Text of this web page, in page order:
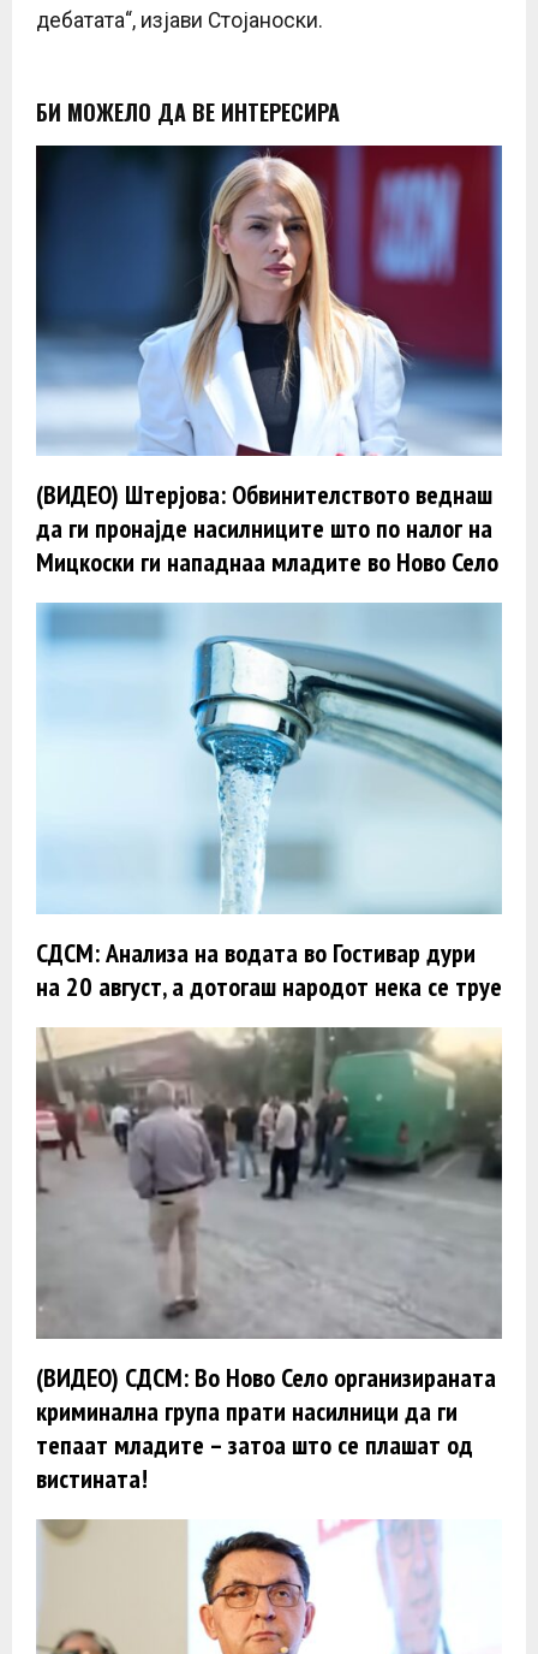
дебатата“, изјави Стојаноски.
БИ МОЖЕЛО ДА ВЕ ИНТЕРЕСИРА
(ВИДЕО) Штерјова: Обвинителството веднаш
да ги пронајде насилниците што по налог на
Мицкоски ги нападнаа младите во Ново Село
СДСМ: Анализа на водата во Гостивар дури
на 20 август, а дотогаш народот нека се труе
(ВИДЕО) СДСМ: Во Ново Село организираната
криминална група прати насилници да ги
тепаат младите – затоа што се плашат од
вистината!